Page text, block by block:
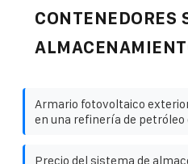
CONTENEDORES
Armario fotovoltaico
en una refinería de petróleo
Precio del sistema de